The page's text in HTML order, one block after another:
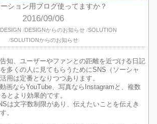
ション用ブログ使ってますか？
2016/09/06
DESIGN DESIGNからのお知らせ SOLUTION
SOLUTIONからのお知らせ
知、ユーザーやファンとの距離を近づける日記
多くの人に見てもらうためにSNS（ソーシャ
用は定番となりつつあります。
画ならYouTube、写真ならInstagramと、複数
とより効果的です。
は文字数制限があり、伝えたいことを伝えき
。